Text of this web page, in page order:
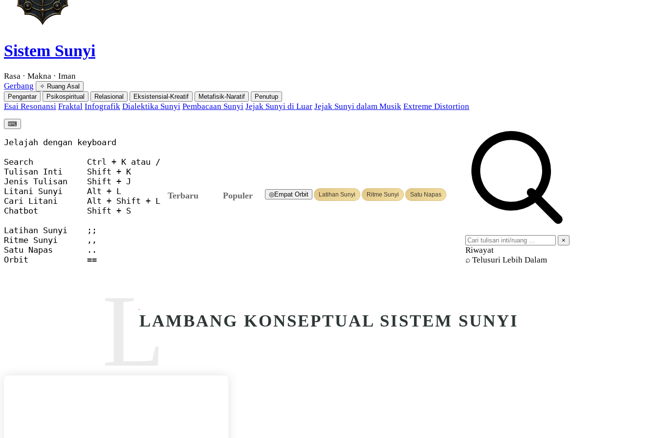
Sistem Sunyi
Rasa · Makna · Iman
Gerbang
✧ Ruang Asal
Pengantar
Psikospiritual Relasional Eksistensial-Kreatif Metafisik-Naratif Penutup
Esai Resonansi Fraktal Infografik Dialektika Sunyi Pembacaan Sunyi Jejak Sunyi di Luar Jejak Sunyi dalam Musik Extreme Distortion
⌨︎
Jelajah dengan keyboard
Search           Ctrl + K atau /
Tulisan Inti     Shift + K
Jenis Tulisan    Shift + J
Litani Sunyi     Alt + L
Cari Litani      Alt + Shift + L
Chatbot          Shift + S
Latihan Sunyi    ;;
Ritme Sunyi      ,,
Satu Napas       ..
Orbit            ==
Terbaru Populer ◎Empat Orbit Latihan Sunyi Ritme Sunyi Satu Napas
×
Riwayat
⌕ Telusuri Lebih Dalam
LAMBANG KONSEPTUAL SISTEM SUNYI
L